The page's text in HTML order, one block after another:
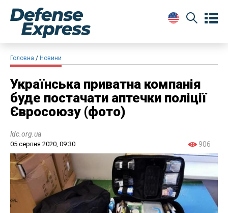
Головна Новини
Українська приватна компанія
буде постачати аптечки поліції
Євросоюзу (фото)
ldc.org.ua
05 серпня 2020, 09:30 906